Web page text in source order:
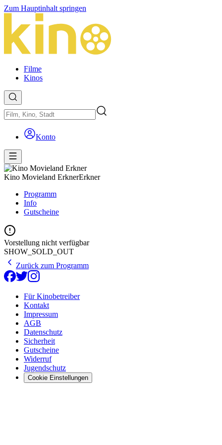
Zum Hauptinhalt springen
Filme
Kinos
Konto
Kino Movieland ErknerErkner
Programm
Info
Gutscheine
Vorstellung nicht verfügbar
SHOW_SOLD_OUT
Zurück zum Programm
Für Kinobetreiber
Kontakt
Impressum
AGB
Datenschutz
Sicherheit
Gutscheine
Widerruf
Jugendschutz
Cookie Einstellungen